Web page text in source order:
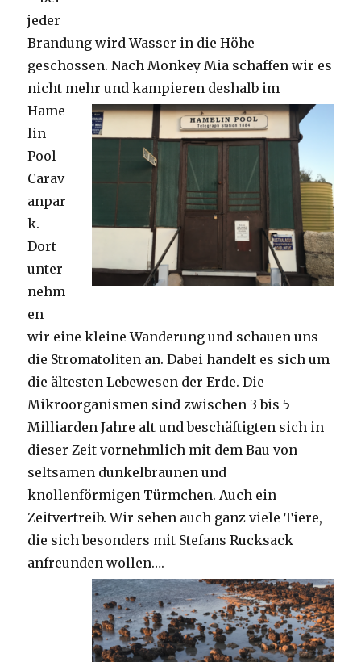
jeder
Brandung wird Wasser in die Höhe
geschossen. Nach Monkey Mia schaffen wir es
nicht mehr und kampieren deshalb im
Hame
lin
Pool
Carav
anpar
k.
Dort
unter
nehm
en
wir eine kleine Wanderung und schauen uns
die Stromatoliten an. Dabei handelt es sich um
die ältesten Lebewesen der Erde. Die
Mikroorganismen sind zwischen 3 bis 5
Milliarden Jahre alt und beschäftigten sich in
dieser Zeit vornehmlich mit dem Bau von
seltsamen dunkelbraunen und
knollenförmigen Türmchen. Auch ein
Zeitvertreib. Wir sehen auch ganz viele Tiere,
die sich besonders mit Stefans Rucksack
anfreunden wollen….